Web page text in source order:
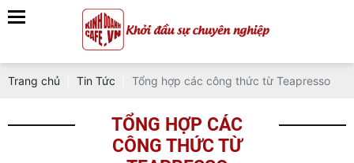
Trang chủ Tin Tức Tổng hợp các công thức từ Teapresso
TỔNG HỢP CÁC
CÔNG THỨC TỪ